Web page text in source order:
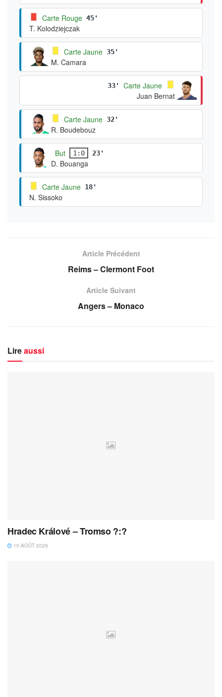
Carte Rouge 45'
T. Kolodziejczak
Carte Jaune 35'
M. Camara
33'
Carte Jaune
Juan Bernat
Carte Jaune 32'
R. Boudebouz
But 1:0 23'
D. Bouanga
Carte Jaune 18'
N. Sissoko
Article Précédent
Reims – Clermont Foot
Article Suivant
Angers – Monaco
Lireaussi
Hradec Králové – Tromso ?:?
10 AOÛT 2026